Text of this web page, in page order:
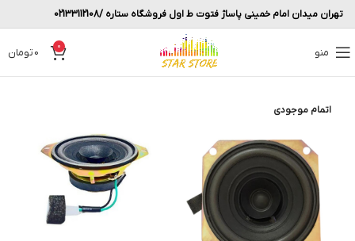
تهران میدان امام خمینی پاساژ فتوت ط اول فروشگاه ستاره /02133112108
منو 0
0تومان
اتمام موجودی